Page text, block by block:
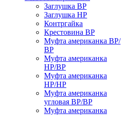
Заглушка ВР
Заглушка НР
Контргайка
Крестовина ВР
Муфта американка ВР/
ВР
Муфта американка
НР/ВР
Муфта американка
НР/НР
Муфта американка
угловая ВР/ВР
Муфта американка